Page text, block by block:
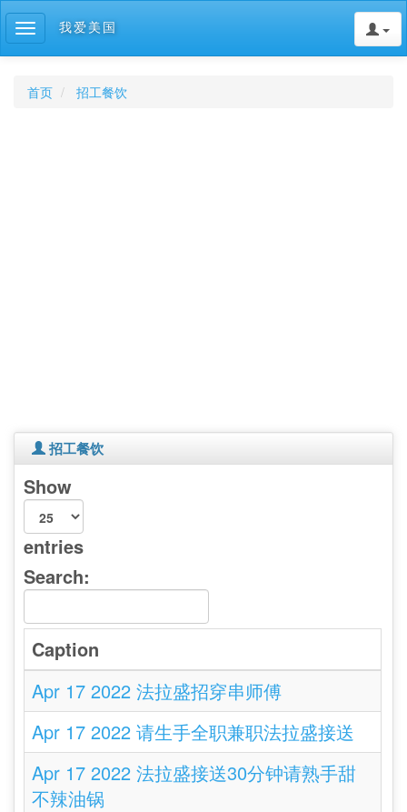
Toggle
navigation
我爱美国
首页 招工餐饮
招工餐饮
Show
entries
Search:
Caption
Apr 17 2022 法拉盛招穿串师傅
Apr 17 2022 请生手全职兼职法拉盛接送
Apr 17 2022 法拉盛接送30分钟请熟手甜
不辣油锅